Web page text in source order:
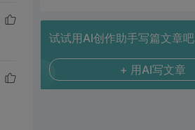
试试用AI创作助手写篇文章吧
+ 用AI写文章